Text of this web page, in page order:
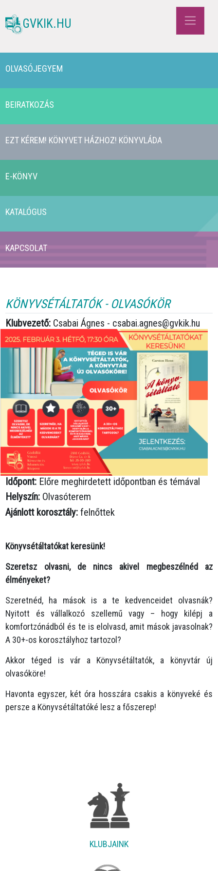
GVKIK.HU
OLVASÓJEGYEM
BEIRATKOZÁS
EZT KÉREM! KÖNYVET HÁZHOZ! KÖNYVLÁDA
E-KÖNYV
KATALÓGUS
KAPCSOLAT
KÖNYVSÉTÁLTATÓK - OLVASÓKÖR
Klubvezető: Csabai Ágnes - csabai.agnes@gvkik.hu
Időpont: Előre meghirdetett időpontban és témával
Helyszín: Olvasóterem
Ajánlott korosztály: felnőttek
Könyvsétáltatókat keresünk!
Szeretsz olvasni, de nincs akivel megbeszélnéd az
élményeket?
Szeretnéd, ha mások is a te kedvenceidet olvasnák?
Nyitott és vállalkozó szellemű vagy – hogy kilépj a
komfortzónádból és te is elolvasd, amit mások javasolnak?
A 30+-os korosztályhoz tartozol?
Akkor téged is vár a Könyvsétáltatók, a könyvtár új
olvasóköre!
Havonta egyszer, két óra hosszára csakis a könyveké és
persze a Könyvsétáltatóké lesz a főszerep!
KLUBJAINK